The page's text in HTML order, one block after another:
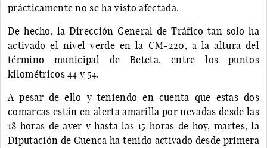
prácticamente no se ha visto afectada.
De hecho, la Dirección General de Tráfico tan solo ha
activado el nivel verde en la CM-220, a la altura del
término municipal de Beteta, entre los puntos
kilométricos 44 y 54.
A pesar de ello y teniendo en cuenta que estas dos
comarcas están en alerta amarilla por nevadas desde las
18 horas de ayer y hasta las 15 horas de hoy, martes, la
Diputación de Cuenca ha tenido activado desde primera